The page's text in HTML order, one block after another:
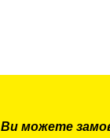
Ви можете